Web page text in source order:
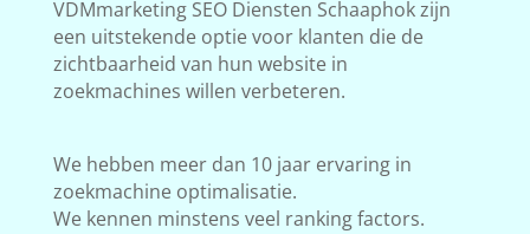
VDMmarketing SEO Diensten Schaaphok zijn
een uitstekende optie voor klanten die de
zichtbaarheid van hun website in
zoekmachines willen verbeteren.
We hebben meer dan 10 jaar ervaring in
zoekmachine optimalisatie.
We kennen minstens veel ranking factors.